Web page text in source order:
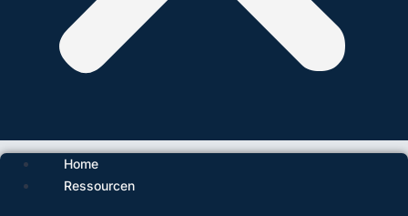
Home
Ressourcen